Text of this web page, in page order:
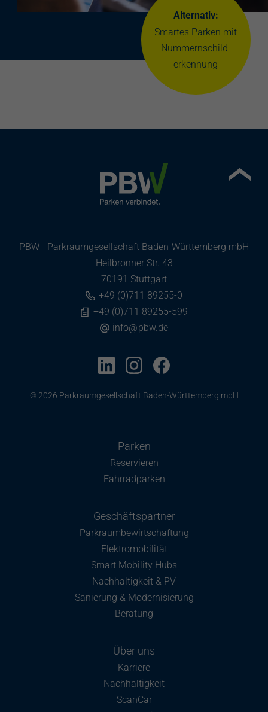
Alternativ:
Smartes Parken mit
Nummernschild-
erkennung
PBW - Parkraumgesellschaft Baden-Württemberg mbH
Heilbronner Str. 43
70191 Stuttgart
+49 (0)711 89255-0
+49 (0)711 89255-599
info@pbw.de
© 2026 Parkraumgesellschaft Baden-Württemberg mbH
Parken
Reservieren
Fahrradparken
Geschäftspartner
Parkraumbewirtschaftung
Elektromobilität
Smart Mobility Hubs
Nachhaltigkeit & PV
Sanierung & Modernisierung
Beratung
Über uns
Karriere
Nachhaltigkeit
ScanCar